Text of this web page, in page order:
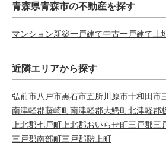
青森県青森市の不動産を探す
マンション新築一戸建て中古一戸建て土
近隣エリアから探す
弘前市八戸市黒石市五所川原市十和田市
南津軽郡藤崎町南津軽郡大鰐町北津軽郡
上北郡七戸町上北郡おいらせ町三戸郡三
三戸郡南部町三戸郡階上町